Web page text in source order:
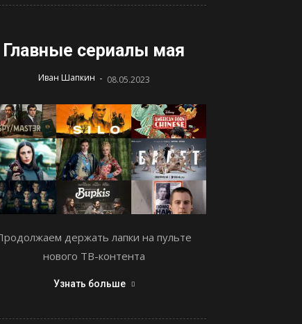
Главные сериалы мая
Иван Шапкин - 08.05.2023
держать лапки на пульте
нового ТВ-контента
Узнать больше